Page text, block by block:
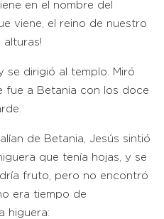
en el nombre del
viene, el reino de nuestro
alturas!
se dirigió al templo. Miró
fue a Betania con los doce
de Betania, Jesús sintió
que tenía hojas, y se
fruto, pero no encontró
era tiempo de
higuera: